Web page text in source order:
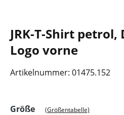
JRK-T-Shirt petrol,
Logo vorne
Artikelnummer: 01475.152
Größeauswählen
(Größentabelle)